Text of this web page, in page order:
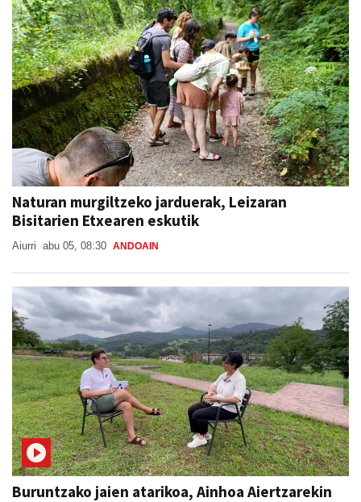
Naturan murgiltzeko jarduerak, Leizaran
Bisitarien Etxearen eskutik
Aiurri abu 05, 08:30 ANDOAIN
Buruntzako jaien atarikoa, Ainhoa Aiertzarekin